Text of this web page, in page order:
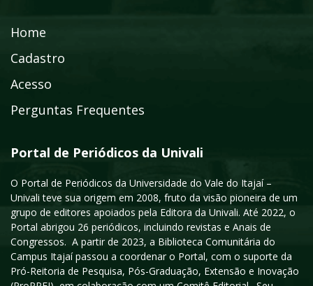
Home
Cadastro
Acesso
Perguntas Frequentes
Portal de Periódicos da Univali
O Portal de Periódicos da Universidade do Vale do Itajaí –
Univali teve sua origem em 2008, fruto da visão pioneira de um
grupo de editores apoiados pela Editora da Univali. Até 2022, o
Portal abrigou 26 periódicos, incluindo revistas e Anais de
Congressos. A partir de 2023, a Biblioteca Comunitária do
Campus Itajaí passou a coordenar o Portal, com o suporte da
Pró-Reitoria de Pesquisa, Pós-Graduação, Extensão e Inovação